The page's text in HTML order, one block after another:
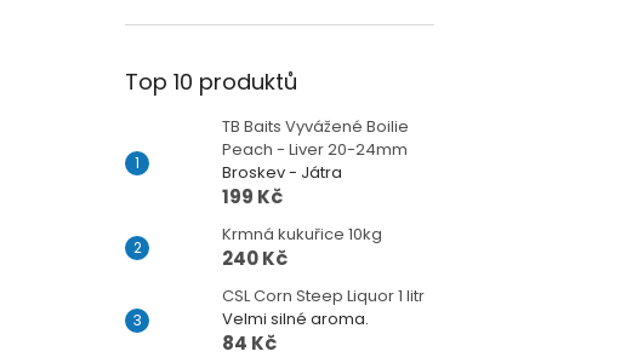
Top 10 produktů
TB Baits Vyvážené Boilie
Peach - Liver 20-24mm
Broskev - Játra
199 Kč
Krmná kukuřice 10kg
240 Kč
CSL Corn Steep Liquor 1 litr
Velmi silné aroma.
84 Kč